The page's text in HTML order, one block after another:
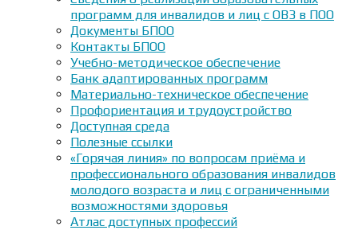
программ для инвалидов и лиц с ОВЗ в ПОО
Документы БПОО
Контакты БПОО
Учебно-методическое обеспечение
Банк адаптированных программ
Материально-техническое обеспечение
Профориентация и трудоустройство
Доступная среда
Полезные ссылки
«Горячая линия» по вопросам приёма и
профессионального образования инвалидов
молодого возраста и лиц с ограниченными
возможностями здоровья
Атлас доступных профессий